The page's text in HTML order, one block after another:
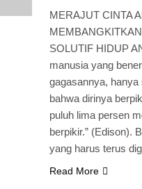
MERAJUT CINTA
SOLUTIF HIDUP
manusia yang
gagasannya,
bahwa dirinya
puluh lima persen
berpikir.” (Edison).
yang harus terus
Read More